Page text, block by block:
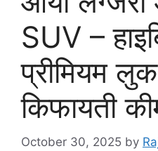
SUV –
प्रीमियम
किफायती
October 30, 2025 by